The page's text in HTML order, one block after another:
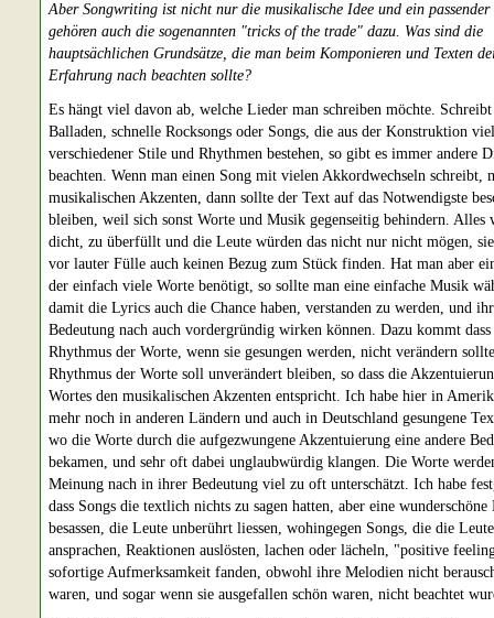
Aber Songwriting ist nicht nur die musikalische Idee und ein passender
gehören auch die sogenannten "tricks of the trade" dazu. Was sind die
hauptsächlichen Grundsätze, die man beim Komponieren und Texten
Erfahrung nach beachten sollte?
Es hängt viel davon ab, welche Lieder man schreiben möchte.
Balladen, schnelle Rocksongs oder Songs, die aus der Konstruktion
verschiedener Stile und Rhythmen bestehen, so gibt es immer andere
beachten. Wenn man einen Song mit vielen Akkordwechseln schreibt,
musikalischen Akzenten, dann sollte der Text auf das Notwendigste
bleiben, weil sich sonst Worte und Musik gegenseitig behindern. Alles
dicht, zu überfüllt und die Leute würden das nicht nur nicht mögen,
vor lauter Fülle auch keinen Bezug zum Stück finden. Hat man aber
der einfach viele Worte benötigt, so sollte man eine einfache Musik
damit die Lyrics auch die Chance haben, verstanden zu werden, und
Bedeutung nach auch vordergründig wirken können. Dazu kommt dass
Rhythmus der Worte, wenn sie gesungen werden, nicht verändern
Rhythmus der Worte soll unverändert bleiben, so dass die
Wortes den musikalischen Akzenten entspricht. Ich habe hier in
mehr noch in anderen Ländern und auch in Deutschland gesungene
wo die Worte durch die aufgezwungene Akzentuierung eine andere
bekamen, und sehr oft dabei unglaubwürdig klangen. Die Worte
Meinung nach in ihrer Bedeutung viel zu oft unterschätzt. Ich habe
dass Songs die textlich nichts zu sagen hatten, aber eine
besassen, die Leute unberührt liessen, wohingegen Songs, die die Leute
ansprachen, Reaktionen auslösten, lachen oder lächeln, "positive
sofortige Aufmerksamkeit fanden, obwohl ihre Melodien nicht
waren, und sogar wenn sie ausgefallen schön waren, nicht beachtet